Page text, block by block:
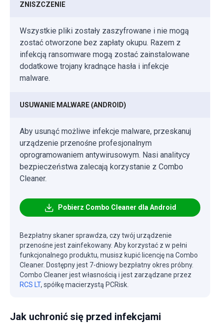
ZNISZCZENIE
Wszystkie pliki zostały zaszyfrowane i nie mogą
zostać otworzone bez zapłaty okupu. Razem z
infekcją ransomware mogą zostać zainstalowane
dodatkowe trojany kradnące hasła i infekcje
malware.
USUWANIE MALWARE (ANDROID)
Aby usunąć możliwe infekcje malware, przeskanuj
urządzenie przenośne profesjonalnym
oprogramowaniem antywirusowym. Nasi analitycy
bezpieczeństwa zalecają korzystanie z Combo
Cleaner.
Pobierz Combo Cleaner dla Android
Bezpłatny skaner sprawdza, czy twój urządzenie
przenośne jest zainfekowany. Aby korzystać z w pełni
funkcjonalnego produktu, musisz kupić licencję na Combo
Cleaner. Dostępny jest 7-dniowy bezpłatny okres próbny.
Combo Cleaner jest własnością i jest zarządzane przez
RCS LT, spółkę macierzystą PCRisk.
Jak uchronić się przed infekcjami